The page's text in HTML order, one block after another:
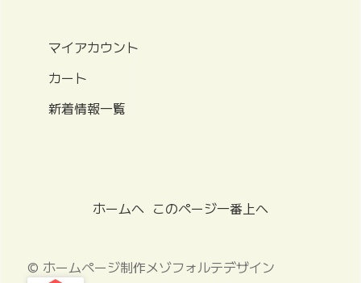
マイアカウント
カート
新着情報一覧
ホームへ このページ一番上へ
© ホームページ制作メゾフォルテデザイン